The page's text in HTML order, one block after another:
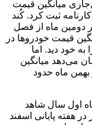
میانگین قیمت
رشد را در کارنامه ثبت کرد. کُند
ماه از فصل
قیمت خودروها در
۱.۷ درصد رشد را به خود دید. اما
۲۳ اسفندماه نشان می‌دهد میانگین
ماه حدود
در پایان ۶ ماه دوم سال نیز مانند ۶ ماه اول سال شاهد
هفته پایانی اسفند